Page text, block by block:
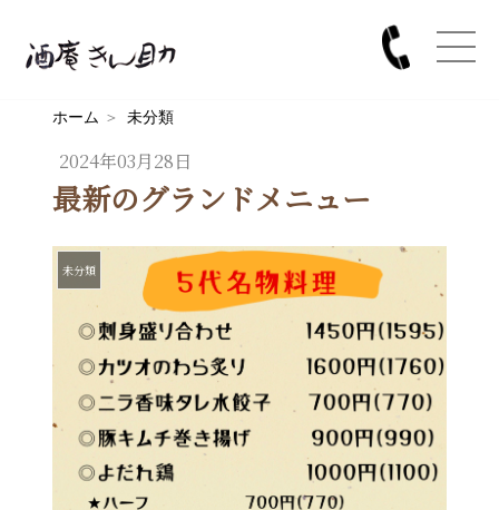
ホーム ＞ 未分類
2024年03月28日
最新のグランドメニュー
未分類